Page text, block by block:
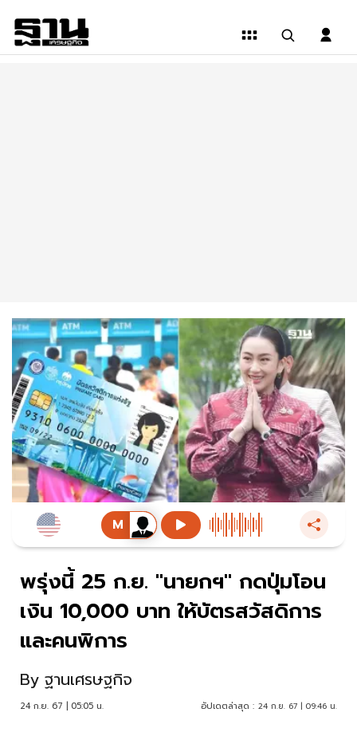
พรุ่งนี้ 25 ก.ย. "นายกฯ" กดปุ่มโอน
เงิน 10,000 บาท ให้บัตรสวัสดิการ
และคนพิการ
By ฐานเศรษฐกิจ
24 ก.ย. 67 | 05:05 น. อัปเดตล่าสุด : 24 ก.ย. 67 | 09:46 น.